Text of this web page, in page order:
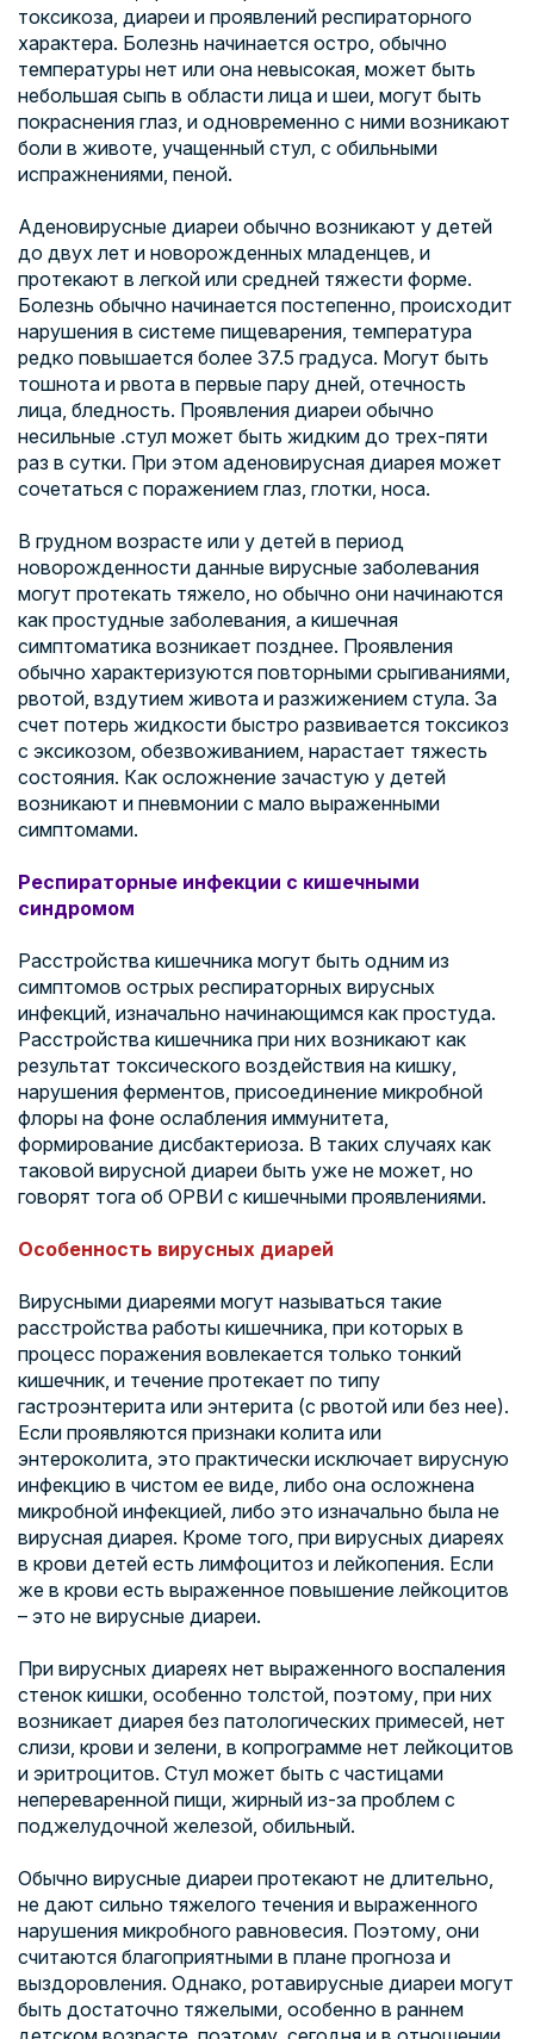
токсикоза, диареи и проявлений респираторного
характера. Болезнь начинается остро, обычно
температуры нет или она невысокая, может быть
небольшая сыпь в области лица и шеи, могут быть
покраснения глаз, и одновременно с ними возникают
боли в животе, учащенный стул, с обильными
испражнениями, пеной.
Аденовирусные диареи обычно возникают у детей
до двух лет и новорожденных младенцев, и
протекают в легкой или средней тяжести форме.
Болезнь обычно начинается постепенно, происходит
нарушения в системе пищеварения, температура
редко повышается более 37.5 градуса. Могут быть
тошнота и рвота в первые пару дней, отечность
лица, бледность. Проявления диареи обычно
несильные .стул может быть жидким до трех-пяти
раз в сутки. При этом аденовирусная диарея может
сочетаться с поражением глаз, глотки, носа.
В грудном возрасте или у детей в период
новорожденности данные вирусные заболевания
могут протекать тяжело, но обычно они начинаются
как простудные заболевания, а кишечная
симптоматика возникает позднее. Проявления
обычно характеризуются повторными срыгиваниями,
рвотой, вздутием живота и разжижением стула. За
счет потерь жидкости быстро развивается токсикоз
с эксикозом, обезвоживанием, нарастает тяжесть
состояния. Как осложнение зачастую у детей
возникают и пневмонии с мало выраженными
симптомами.
Респираторные инфекции с кишечными
синдромом
Расстройства кишечника могут быть одним из
симптомов острых респираторных вирусных
инфекций, изначально начинающимся как простуда.
Расстройства кишечника при них возникают как
результат токсического воздействия на кишку,
нарушения ферментов, присоединение микробной
флоры на фоне ослабления иммунитета,
формирование дисбактериоза. В таких случаях как
таковой вирусной диареи быть уже не может, но
говорят тога об ОРВИ с кишечными проявлениями.
Особенность вирусных диарей
Вирусными диареями могут называться такие
расстройства работы кишечника, при которых в
процесс поражения вовлекается только тонкий
кишечник, и течение протекает по типу
гастроэнтерита или энтерита (с рвотой или без нее).
Если проявляются признаки колита или
энтероколита, это практически исключает вирусную
инфекцию в чистом ее виде, либо она осложнена
микробной инфекцией, либо это изначально была не
вирусная диарея. Кроме того, при вирусных диареях
в крови детей есть лимфоцитоз и лейкопения. Если
же в крови есть выраженное повышение лейкоцитов
– это не вирусные диареи.
При вирусных диареях нет выраженного воспаления
стенок кишки, особенно толстой, поэтому, при них
возникает диарея без патологических примесей, нет
слизи, крови и зелени, в копрограмме нет лейкоцитов
и эритроцитов. Стул может быть с частицами
непереваренной пищи, жирный из-за проблем с
поджелудочной железой, обильный.
Обычно вирусные диареи протекают не длительно,
не дают сильно тяжелого течения и выраженного
нарушения микробного равновесия. Поэтому, они
считаются благоприятными в плане прогноза и
выздоровления. Однако, ротавирусные диареи могут
быть достаточно тяжелыми, особенно в раннем